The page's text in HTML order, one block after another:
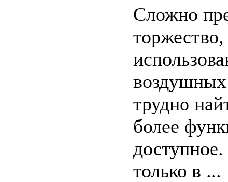
Сложно
трудно
более
только в ...